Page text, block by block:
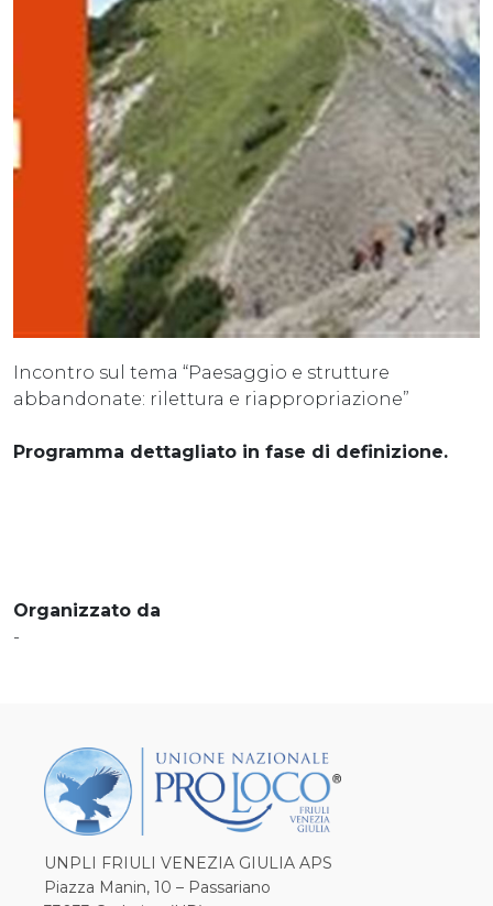
Incontro sul tema “Paesaggio e strutture
abbandonate: rilettura e riappropriazione”
Programma dettagliato in fase di definizione.
Organizzato da
-
UNPLI FRIULI VENEZIA GIULIA APS
Piazza Manin, 10 – Passariano